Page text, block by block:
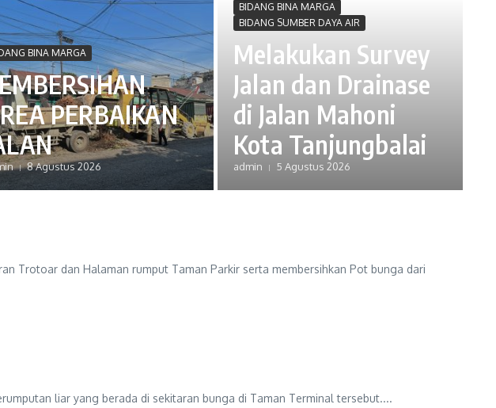
BINA MARGA
PERBAIKAN
8 Agustus 2026
BIDANG BINA MARGA
BIDANG SUMBER DAYA AIR
Melakukan Survey
Jalan dan Drainase
di Jalan Mahoni
Kota Tanjungbalai
admin 5 Agustus 2026
Halaman rumput Taman Parkir serta membersihkan Pot bunga dari
liar yang berada di sekitaran bunga di Taman Terminal tersebut....